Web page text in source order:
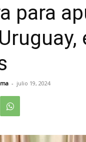
para
- julio 19, 2024